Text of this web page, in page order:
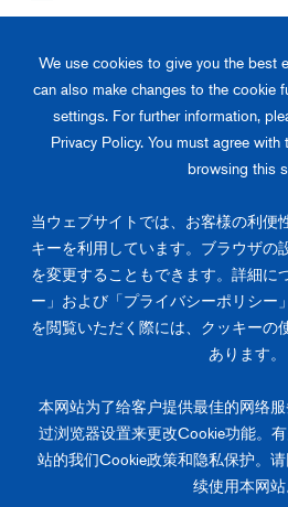
響などでカタログがダウンロードができ
からご連絡をお願いします。
Become our
潤工社の製品やソリューションについ
プライバシーポリシー
We use cookies to give you the best
can also make changes to the cookie
settings. For further information,
Privacy Policy. You must agree
browsing this
当ウェブサイトでは、お客様の利便
キーを利用しています。ブラウザの
を変更することもできます。詳細に
ー」および「プライバシーポリシー
を閲覧いただく際には、クッキーの
あります。
本网站为了给客户提供最佳的网络
过浏览器设置来更改Cookie功能。
站的我们Cookie政策和隐私保护。
续使用本网站